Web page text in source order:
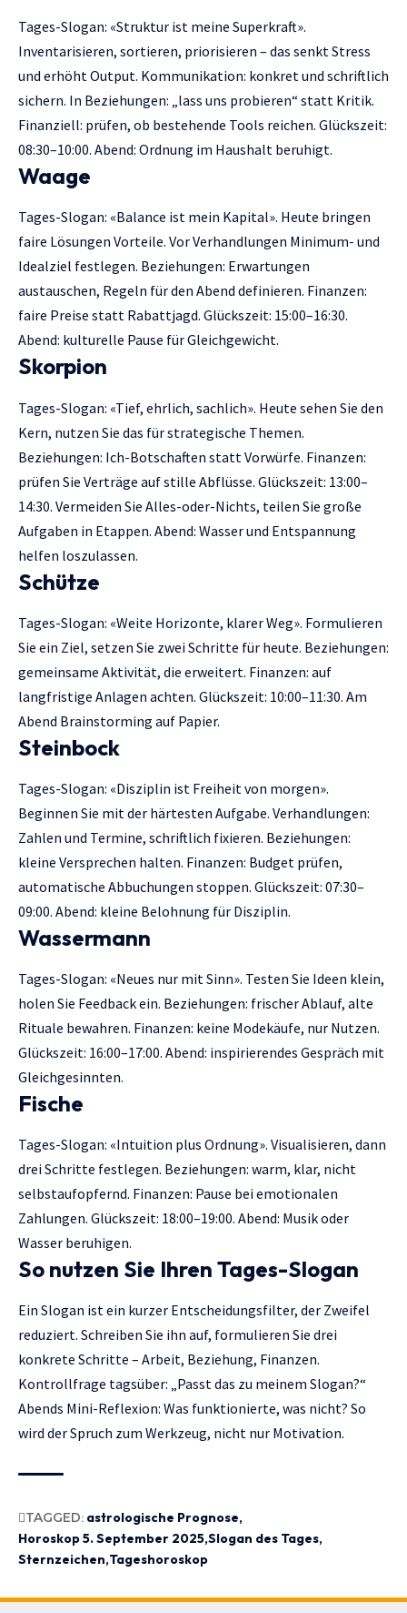
Tages-Slogan: «Struktur ist meine Superkraft».
Inventarisieren, sortieren, priorisieren – das senkt Stress
und erhöht Output. Kommunikation: konkret und schriftlich
sichern. In Beziehungen: „lass uns probieren“ statt Kritik.
Finanziell: prüfen, ob bestehende Tools reichen. Glückszeit:
08:30–10:00. Abend: Ordnung im Haushalt beruhigt.
Waage
Tages-Slogan: «Balance ist mein Kapital». Heute bringen
faire Lösungen Vorteile. Vor Verhandlungen Minimum- und
Idealziel festlegen. Beziehungen: Erwartungen
austauschen, Regeln für den Abend definieren. Finanzen:
faire Preise statt Rabattjagd. Glückszeit: 15:00–16:30.
Abend: kulturelle Pause für Gleichgewicht.
Skorpion
Tages-Slogan: «Tief, ehrlich, sachlich». Heute sehen Sie den
Kern, nutzen Sie das für strategische Themen.
Beziehungen: Ich-Botschaften statt Vorwürfe. Finanzen:
prüfen Sie Verträge auf stille Abflüsse. Glückszeit: 13:00–
14:30. Vermeiden Sie Alles-oder-Nichts, teilen Sie große
Aufgaben in Etappen. Abend: Wasser und Entspannung
helfen loszulassen.
Schütze
Tages-Slogan: «Weite Horizonte, klarer Weg». Formulieren
Sie ein Ziel, setzen Sie zwei Schritte für heute. Beziehungen:
gemeinsame Aktivität, die erweitert. Finanzen: auf
langfristige Anlagen achten. Glückszeit: 10:00–11:30. Am
Abend Brainstorming auf Papier.
Steinbock
Tages-Slogan: «Disziplin ist Freiheit von morgen».
Beginnen Sie mit der härtesten Aufgabe. Verhandlungen:
Zahlen und Termine, schriftlich fixieren. Beziehungen:
kleine Versprechen halten. Finanzen: Budget prüfen,
automatische Abbuchungen stoppen. Glückszeit: 07:30–
09:00. Abend: kleine Belohnung für Disziplin.
Wassermann
Tages-Slogan: «Neues nur mit Sinn». Testen Sie Ideen klein,
holen Sie Feedback ein. Beziehungen: frischer Ablauf, alte
Rituale bewahren. Finanzen: keine Modekäufe, nur Nutzen.
Glückszeit: 16:00–17:00. Abend: inspirierendes Gespräch mit
Gleichgesinnten.
Fische
Tages-Slogan: «Intuition plus Ordnung». Visualisieren, dann
drei Schritte festlegen. Beziehungen: warm, klar, nicht
selbstaufopfernd. Finanzen: Pause bei emotionalen
Zahlungen. Glückszeit: 18:00–19:00. Abend: Musik oder
Wasser beruhigen.
So nutzen Sie Ihren Tages-Slogan
Ein Slogan ist ein kurzer Entscheidungsfilter, der Zweifel
reduziert. Schreiben Sie ihn auf, formulieren Sie drei
konkrete Schritte – Arbeit, Beziehung, Finanzen.
Kontrollfrage tagsüber: „Passt das zu meinem Slogan?“
Abends Mini-Reflexion: Was funktionierte, was nicht? So
wird der Spruch zum Werkzeug, nicht nur Motivation.
TAGGED: astrologische Prognose
Horoskop 5. September 2025 Slogan des Tages
Sternzeichen Tageshoroskop